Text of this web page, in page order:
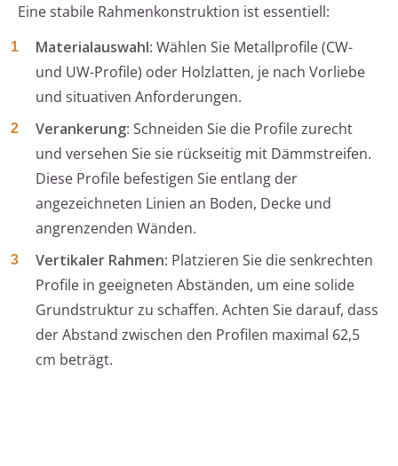
Eine stabile Rahmenkonstruktion ist essentiell:
Materialauswahl: Wählen Sie Metallprofile (CW-
und UW-Profile) oder Holzlatten, je nach Vorliebe
und situativen Anforderungen.
Verankerung: Schneiden Sie die Profile zurecht
und versehen Sie sie rückseitig mit Dämmstreifen.
Diese Profile befestigen Sie entlang der
angezeichneten Linien an Boden, Decke und
angrenzenden Wänden.
Vertikaler Rahmen: Platzieren Sie die senkrechten
Profile in geeigneten Abständen, um eine solide
Grundstruktur zu schaffen. Achten Sie darauf, dass
der Abstand zwischen den Profilen maximal 62,5
cm beträgt.